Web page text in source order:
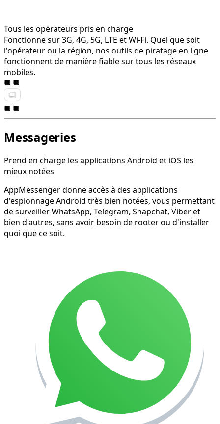
Tous les opérateurs pris en charge
Fonctionne sur 3G, 4G, 5G, LTE et Wi-Fi. Quel que soit
l'opérateur ou la région, nos outils de piratage en ligne
fonctionnent de manière fiable sur tous les réseaux
mobiles.
Messageries
Prend en charge les applications Android et iOS les
mieux notées
AppMessenger donne accès à des applications
d'espionnage Android très bien notées, vous permettant
de surveiller WhatsApp, Telegram, Snapchat, Viber et
bien d'autres, sans avoir besoin de rooter ou d'installer
quoi que ce soit.